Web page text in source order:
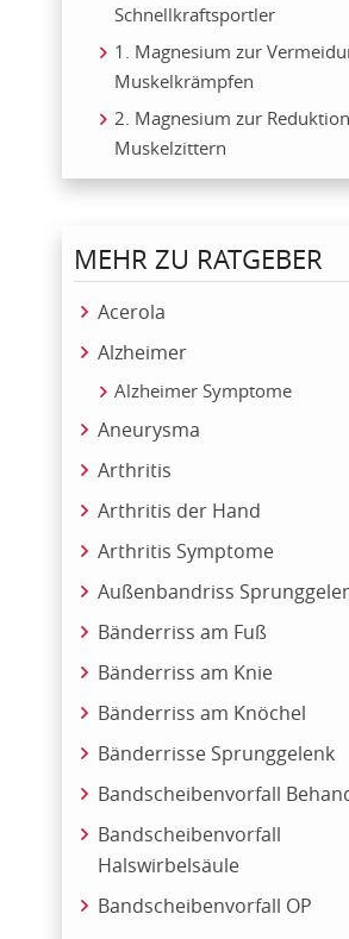
Schnellkraftsportler
1. Magnesium zur
Muskelkrämpfen
2. Magnesium zur
Muskelzittern
MEHR ZU RATGEBER
Acerola
Alzheimer
Alzheimer Symptome
Aneurysma
Arthritis
Arthritis der Hand
Arthritis Symptome
Außenbandriss
Bänderriss am Fuß
Bänderriss am Knie
Bänderriss am Knöchel
Bänderrisse Sprunggelenk
Bandscheibenvorfall
Bandscheibenvorfall
Halswirbelsäule
Bandscheibenvorfall OP